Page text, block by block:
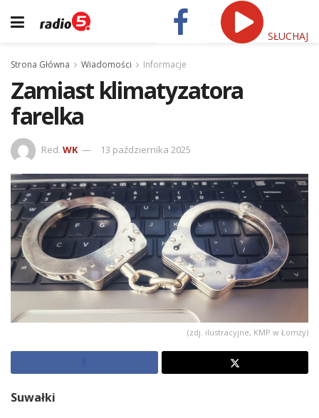
SŁUCHAJ
Strona Główna Wiadomości Informacje
Zamiast klimatyzatora
farelka
Red. WK 13 października 2025
(zdj. ilustracyjne, KMP w Łomży)
Suwałki